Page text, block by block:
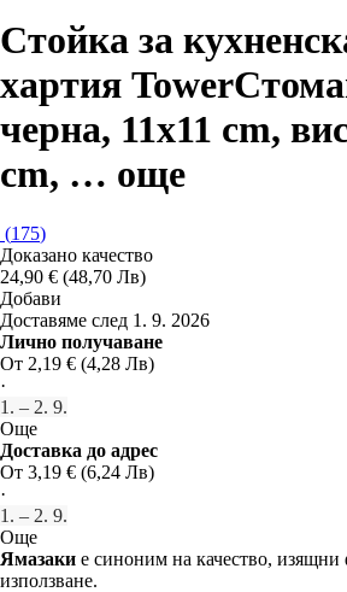
Стойка за
хартия Tower
черна, 11x11 cm,
cm, … още
(175)
Доказано качество
24,90 € (48,70 Лв)
Добави
Доставяме след 1. 9. 2026
Лично получаване
От 2,19 € (4,28 Лв)
·
1. – 2. 9.
Още
Доставка до адрес
От 3,19 € (6,24 Лв)
·
1. – 2. 9.
Още
Ямазаки е синоним на качество,
използване.